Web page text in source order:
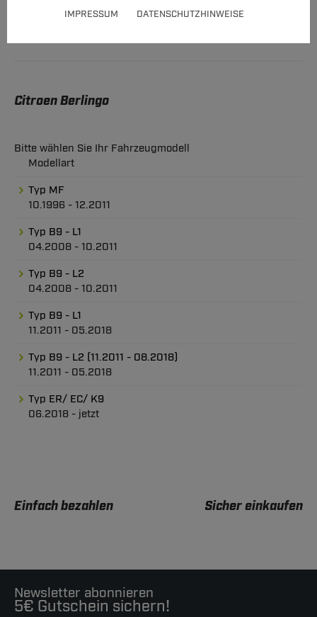
IMPRESSUM DATENSCHUTZHINWEISE
Citroen Berlingo
Bitte wählen Sie Ihr Fahrzeugmodell
Modellart
Typ MF
10.1996 - 12.2011
Typ B9 - L1
04.2008 - 10.2011
Typ B9 - L2
04.2008 - 10.2011
Typ B9 - L1
11.2011 - 05.2018
Typ B9 - L2 (11.2011 - 08.2018)
11.2011 - 05.2018
Typ ER/ EC/ K9
06.2018 - jetzt
Einfach bezahlen Sicher einkaufen
Newsletter abonnieren
5€ Gutschein sichern!